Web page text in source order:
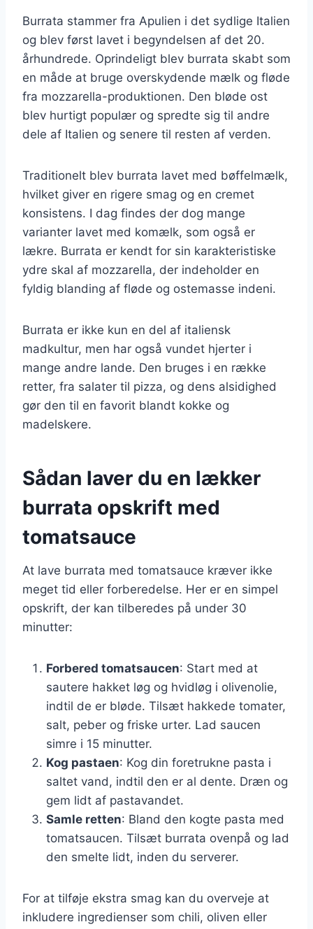
Burrata stammer fra Apulien i det sydlige Italien
og blev først lavet i begyndelsen af det 20.
århundrede. Oprindeligt blev burrata skabt som
en måde at bruge overskydende mælk og fløde
fra mozzarella-produktionen. Den bløde ost
blev hurtigt populær og spredte sig til andre
dele af Italien og senere til resten af verden.
Traditionelt blev burrata lavet med bøffelmælk,
hvilket giver en rigere smag og en cremet
konsistens. I dag findes der dog mange
varianter lavet med komælk, som også er
lækre. Burrata er kendt for sin karakteristiske
ydre skal af mozzarella, der indeholder en
fyldig blanding af fløde og ostemasse indeni.
Burrata er ikke kun en del af italiensk
madkultur, men har også vundet hjerter i
mange andre lande. Den bruges i en række
retter, fra salater til pizza, og dens alsidighed
gør den til en favorit blandt kokke og
madelskere.
Sådan laver du en lækker
burrata opskrift med
tomatsauce
At lave burrata med tomatsauce kræver ikke
meget tid eller forberedelse. Her er en simpel
opskrift, der kan tilberedes på under 30
minutter:
Forbered tomatsaucen: Start med at
sautere hakket løg og hvidløg i olivenolie,
indtil de er bløde. Tilsæt hakkede tomater,
salt, peber og friske urter. Lad saucen
simre i 15 minutter.
Kog pastaen: Kog din foretrukne pasta i
saltet vand, indtil den er al dente. Dræn og
gem lidt af pastavandet.
Samle retten: Bland den kogte pasta med
tomatsaucen. Tilsæt burrata ovenpå og lad
den smelte lidt, inden du serverer.
For at tilføje ekstra smag kan du overveje at
inkludere ingredienser som chili, oliven eller